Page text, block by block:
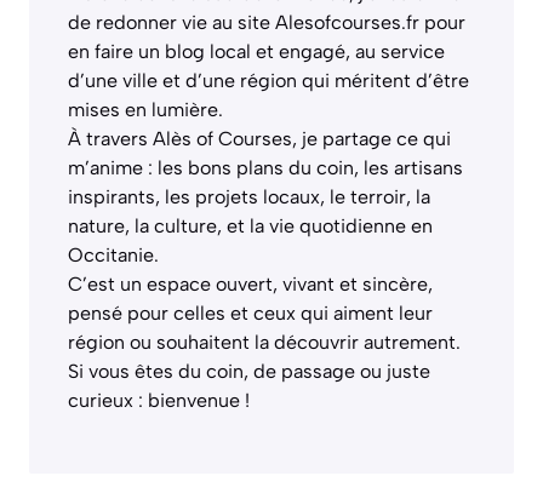
de redonner vie au site Alesofcourses.fr pour
en faire un blog local et engagé, au service
d’une ville et d’une région qui méritent d’être
mises en lumière.
À travers Alès of Courses, je partage ce qui
m’anime : les bons plans du coin, les artisans
inspirants, les projets locaux, le terroir, la
nature, la culture, et la vie quotidienne en
Occitanie.
C’est un espace ouvert, vivant et sincère,
pensé pour celles et ceux qui aiment leur
région ou souhaitent la découvrir autrement.
Si vous êtes du coin, de passage ou juste
curieux : bienvenue !